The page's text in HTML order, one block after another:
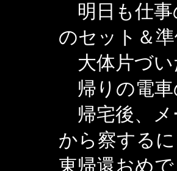
明日も仕事
のセット＆準
大体片づい
帰りの電車
帰宅後、メ
から察するに
東帰還おめ